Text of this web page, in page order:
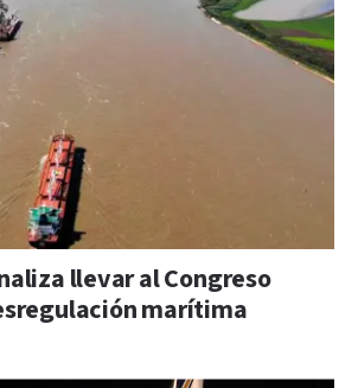
llevar al Congreso
marítima